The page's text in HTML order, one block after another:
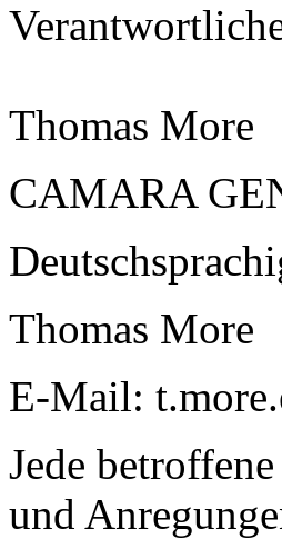
Thomas More
CAMARA
Thomas More
E-Mail:
Jede
und